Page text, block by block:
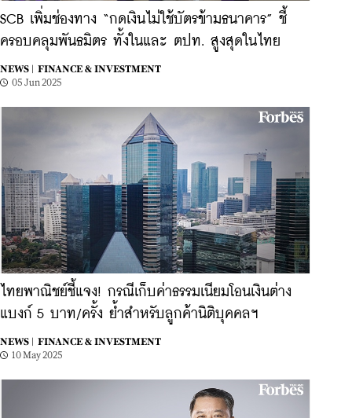
SCB เพิ่มช่องทาง “กดเงินไม่ใช้บัตรข้ามธนาคาร” ชี้
ครอบคลุมพันธมิตร ทั้งในและ ตปท. สูงสุดในไทย
NEWS |
FINANCE & INVESTMENT
05 Jun 2025
ไทยพาณิชย์ชี้แจง! กรณีเก็บค่าธรรมเนียมโอนเงินต่าง
แบงก์ 5 บาท/ครั้ง ย้ำสำหรับลูกค้านิติบุคคลฯ
NEWS |
FINANCE & INVESTMENT
10 May 2025